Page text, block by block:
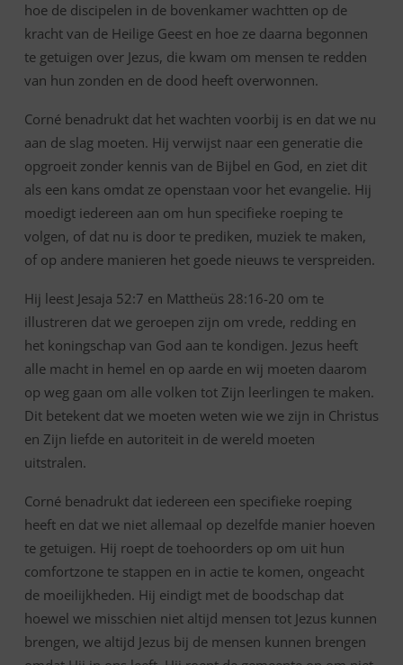
hoe de discipelen in de bovenkamer wachtten op de
kracht van de Heilige Geest en hoe ze daarna begonnen
te getuigen over Jezus, die kwam om mensen te redden
van hun zonden en de dood heeft overwonnen.
Corné benadrukt dat het wachten voorbij is en dat we nu
aan de slag moeten. Hij verwijst naar een generatie die
opgroeit zonder kennis van de Bijbel en God, en ziet dit
als een kans omdat ze openstaan voor het evangelie. Hij
moedigt iedereen aan om hun specifieke roeping te
volgen, of dat nu is door te prediken, muziek te maken,
of op andere manieren het goede nieuws te verspreiden.
Hij leest Jesaja 52:7 en Mattheüs 28:16-20 om te
illustreren dat we geroepen zijn om vrede, redding en
het koningschap van God aan te kondigen. Jezus heeft
alle macht in hemel en op aarde en wij moeten daarom
op weg gaan om alle volken tot Zijn leerlingen te maken.
Dit betekent dat we moeten weten wie we zijn in Christus
en Zijn liefde en autoriteit in de wereld moeten
uitstralen.
Corné benadrukt dat iedereen een specifieke roeping
heeft en dat we niet allemaal op dezelfde manier hoeven
te getuigen. Hij roept de toehoorders op om uit hun
comfortzone te stappen en in actie te komen, ongeacht
de moeilijkheden. Hij eindigt met de boodschap dat
hoewel we misschien niet altijd mensen tot Jezus kunnen
brengen, we altijd Jezus bij de mensen kunnen brengen